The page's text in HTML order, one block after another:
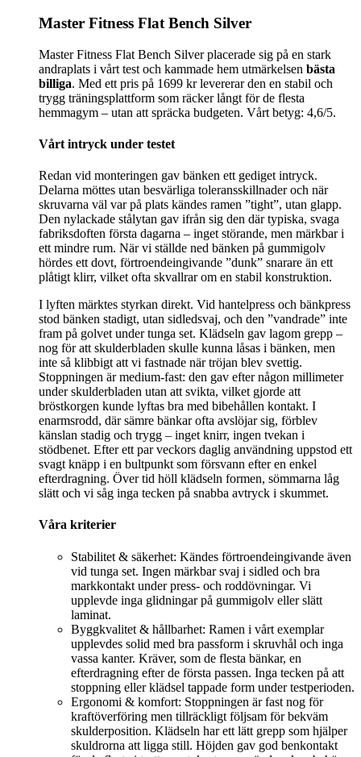
Master Fitness Flat Bench Silver
Master Fitness Flat Bench Silver placerade sig på en stark
andraplats i vårt test och kammade hem utmärkelsen bästa
billiga. Med ett pris på 1699 kr levererar den en stabil och
trygg träningsplattform som räcker långt för de flesta
hemmagym – utan att spräcka budgeten. Vårt betyg: 4,6/5.
Vårt intryck under testet
Redan vid monteringen gav bänken ett gediget intryck.
Delarna möttes utan besvärliga toleransskillnader och när
skruvarna väl var på plats kändes ramen ”tight”, utan glapp.
Den nylackade stålytan gav ifrån sig den där typiska, svaga
fabriksdoften första dagarna – inget störande, men märkbar i
ett mindre rum. När vi ställde ned bänken på gummigolv
hördes ett dovt, förtroendeingivande ”dunk” snarare än ett
plåtigt klirr, vilket ofta skvallrar om en stabil konstruktion.
I lyften märktes styrkan direkt. Vid hantelpress och bänkpress
stod bänken stadigt, utan sidledsvaj, och den ”vandrade” inte
fram på golvet under tunga set. Klädseln gav lagom grepp –
nog för att skulderbladen skulle kunna låsas i bänken, men
inte så klibbigt att vi fastnade när tröjan blev svettig.
Stoppningen är medium-fast: den gav efter någon millimeter
under skulderbladen utan att svikta, vilket gjorde att
bröstkorgen kunde lyftas bra med bibehållen kontakt. I
enarmsrodd, där sämre bänkar ofta avslöjar sig, förblev
känslan stadig och trygg – inget knirr, ingen tvekan i
stödbenet. Efter ett par veckors daglig användning uppstod ett
svagt knäpp i en bultpunkt som försvann efter en enkel
efterdragning. Över tid höll klädseln formen, sömmarna låg
slätt och vi såg inga tecken på snabba avtryck i skummet.
Våra kriterier
Stabilitet & säkerhet: Kändes förtroendeingivande även
vid tunga set. Ingen märkbar svaj i sidled och bra
markkontakt under press- och roddövningar. Vi
upplevde inga glidningar på gummigolv eller slätt
laminat.
Byggkvalitet & hållbarhet: Ramen i vårt exemplar
upplevdes solid med bra passform i skruvhål och inga
vassa kanter. Kräver, som de flesta bänkar, en
efterdragning efter de första passen. Inga tecken på att
stoppning eller klädsel tappade form under testperioden.
Ergonomi & komfort: Stoppningen är fast nog för
kraftöverföring men tillräckligt följsam för bekväm
skulderposition. Klädseln har ett lätt grepp som hjälper
skuldrorna att ligga still. Höjden gav god benkontakt